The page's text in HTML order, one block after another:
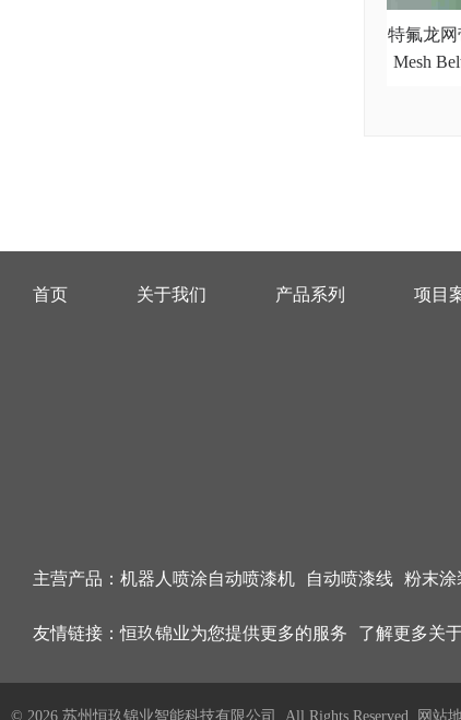
特氟龙网
Mesh
首页 关于我们 产品系列 项目
主营产品： 机器人喷涂自动喷漆机 自动喷漆线 粉末涂
友情链接：恒玖锦业为您提供更多的服务 了解更多关
© 2026 苏州恒玖锦业智能科技有限公司 All Rights Reserved. 网站